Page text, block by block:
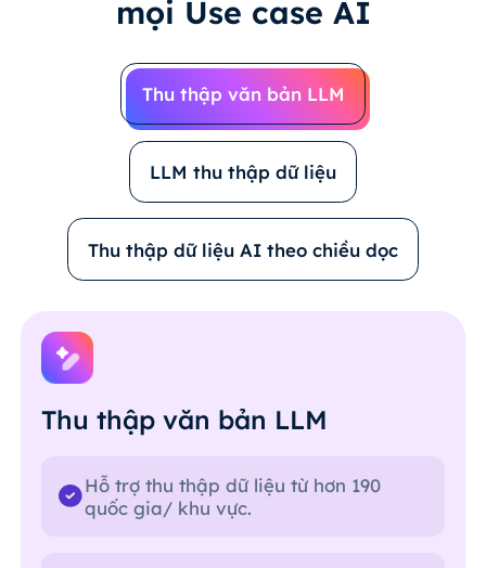
mọi Use case AI
Thu thập văn bản LLM
LLM thu thập dữ liệu
Thu thập dữ liệu AI theo chiều dọc
Thu thập văn bản LLM
Hỗ trợ thu thập dữ liệu từ hơn 190
quốc gia/ khu vực.